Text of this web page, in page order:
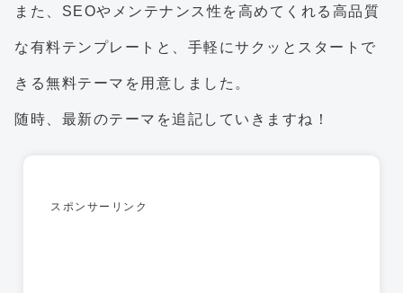
また、SEOやメンテナンス性を高めてくれる高品質
な有料テンプレートと、手軽にサクッとスタートで
きる無料テーマを用意しました。
随時、最新のテーマを追記していきますね！
スポンサーリンク